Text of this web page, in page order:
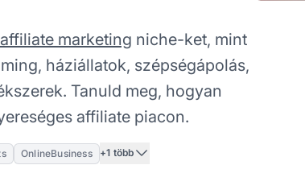
affiliate marketing niche-ket, mint
háziállatok, szépségápolás,
Tanuld meg, hogyan
affiliate piacon.
OnlineBusiness +1 több